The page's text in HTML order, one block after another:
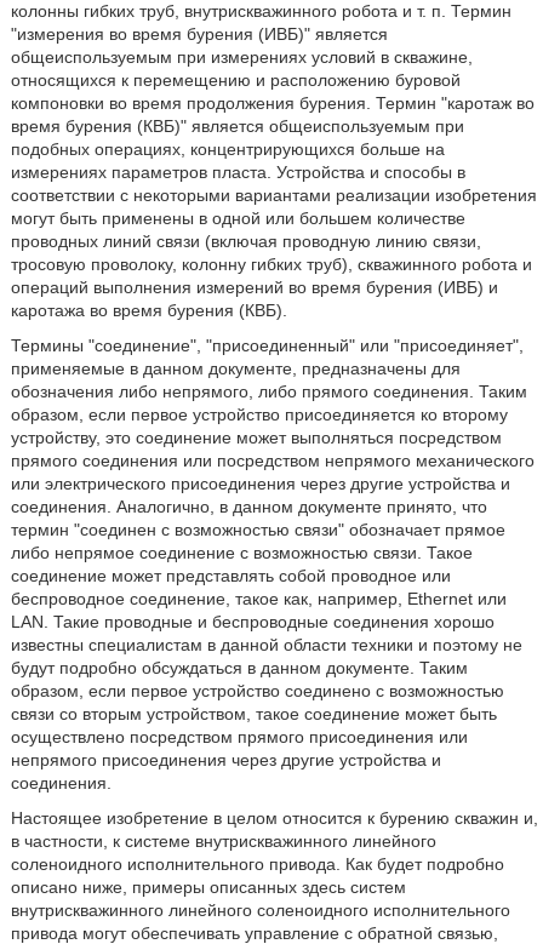
колонны гибких труб, внутрискважинного робота и т. п. Термин
"измерения во время бурения (ИВБ)" является
общеиспользуемым при измерениях условий в скважине,
относящихся к перемещению и расположению буровой
компоновки во время продолжения бурения. Термин "каротаж во
время бурения (КВБ)" является общеиспользуемым при
подобных операциях, концентрирующихся больше на
измерениях параметров пласта. Устройства и способы в
соответствии с некоторыми вариантами реализации изобретения
могут быть применены в одной или большем количестве
проводных линий связи (включая проводную линию связи,
тросовую проволоку, колонну гибких труб), скважинного робота и
операций выполнения измерений во время бурения (ИВБ) и
каротажа во время бурения (КВБ).
Термины "соединение", "присоединенный" или "присоединяет",
применяемые в данном документе, предназначены для
обозначения либо непрямого, либо прямого соединения. Таким
образом, если первое устройство присоединяется ко второму
устройству, это соединение может выполняться посредством
прямого соединения или посредством непрямого механического
или электрического присоединения через другие устройства и
соединения. Аналогично, в данном документе принято, что
термин "соединен с возможностью связи" обозначает прямое
либо непрямое соединение с возможностью связи. Такое
соединение может представлять собой проводное или
беспроводное соединение, такое как, например, Ethernet или
LAN. Такие проводные и беспроводные соединения хорошо
известны специалистам в данной области техники и поэтому не
будут подробно обсуждаться в данном документе. Таким
образом, если первое устройство соединено с возможностью
связи со вторым устройством, такое соединение может быть
осуществлено посредством прямого присоединения или
непрямого присоединения через другие устройства и
соединения.
Настоящее изобретение в целом относится к бурению скважин и,
в частности, к системе внутрискважинного линейного
соленоидного исполнительного привода. Как будет подробно
описано ниже, примеры описанных здесь систем
внутрискважинного линейного соленоидного исполнительного
привода могут обеспечивать управление с обратной связью,